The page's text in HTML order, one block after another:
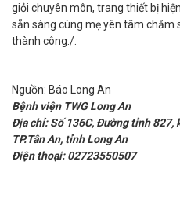
giỏi chuyên môn, trang thiết bị
sẵn sàng cùng mẹ yên tâm chăm
thành công./.
Nguồn: Báo Long An
Bệnh viện TWG Long An
Địa chỉ: Số 136C, Đường tỉnh 827,
TP.Tân An, tỉnh Long An
Điện thoại: 02723550507